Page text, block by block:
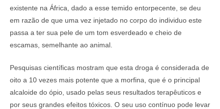
existente na África, dado a esse temido entorpecente, se deu
em razão de que uma vez injetado no corpo do individuo este
passa a ter sua pele de um tom esverdeado e cheio de
escamas, semelhante ao animal.
Pesquisas científicas mostram que esta droga é considerada de
oito a 10 vezes mais potente que a morfina, que é o principal
alcaloide do ópio, usado pelas seus resultados terapêuticos e
por seus grandes efeitos tóxicos. O seu uso contínuo pode levar